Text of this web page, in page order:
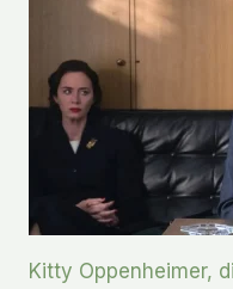
Kitty Oppenheimer,